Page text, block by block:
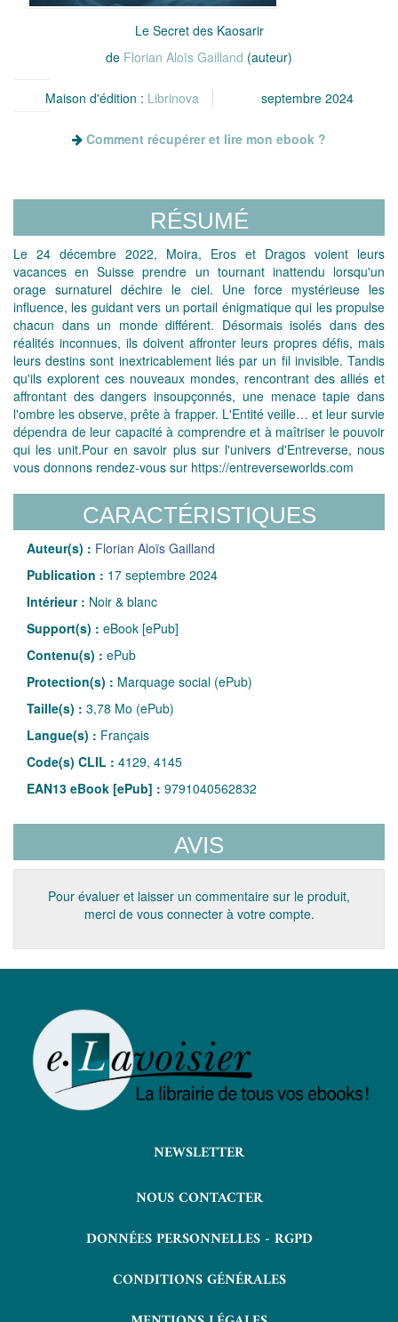
Le Secret des Kaosarir
de Florian Aloïs Gailland (auteur)
Maison d'édition : Librinova septembre 2024
Comment récupérer et lire mon ebook ?
RÉSUMÉ
Le 24 décembre 2022, Moira, Eros et Dragos voient leurs
vacances en Suisse prendre un tournant inattendu lorsqu'un
orage surnaturel déchire le ciel. Une force mystérieuse les
influence, les guidant vers un portail énigmatique qui les propulse
chacun dans un monde différent. Désormais isolés dans des
réalités inconnues, ils doivent affronter leurs propres défis, mais
leurs destins sont inextricablement liés par un fil invisible. Tandis
qu'ils explorent ces nouveaux mondes, rencontrant des alliés et
affrontant des dangers insoupçonnés, une menace tapie dans
l'ombre les observe, prête à frapper. L'Entité veille… et leur survie
dépendra de leur capacité à comprendre et à maîtriser le pouvoir
qui les unit.Pour en savoir plus sur l'univers d'Entreverse, nous
vous donnons rendez-vous sur https://entreverseworlds.com
CARACTÉRISTIQUES
Auteur(s) : Florian Aloïs Gailland
Publication : 17 septembre 2024
Intérieur : Noir & blanc
Support(s) : eBook [ePub]
Contenu(s) : ePub
Protection(s) : Marquage social (ePub)
Taille(s) : 3,78 Mo (ePub)
Langue(s) : Français
Code(s) CLIL : 4129, 4145
EAN13 eBook [ePub] : 9791040562832
AVIS
Pour évaluer et laisser un commentaire sur le produit,
merci de vous connecter à votre compte.
NEWSLETTER
NOUS CONTACTER
DONNÉES PERSONNELLES - RGPD
CONDITIONS GÉNÉRALES